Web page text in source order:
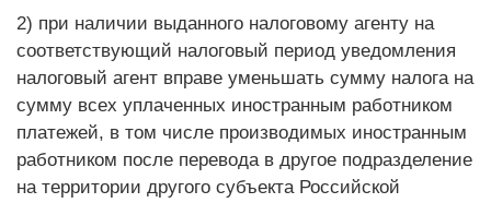
2) при наличии выданного налоговому агенту на
соответствующий налоговый период уведомления
налоговый агент вправе уменьшать сумму налога на
сумму всех уплаченных иностранным работником
платежей, в том числе производимых иностранным
работником после перевода в другое подразделение
на территории другого субъекта Российской